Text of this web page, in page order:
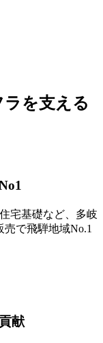
ラを支える
宅基礎など、多岐
で飛騨地域No.1
献